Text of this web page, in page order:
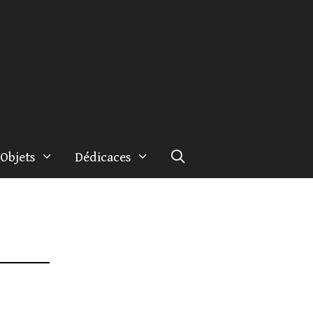
Objets Dédicaces